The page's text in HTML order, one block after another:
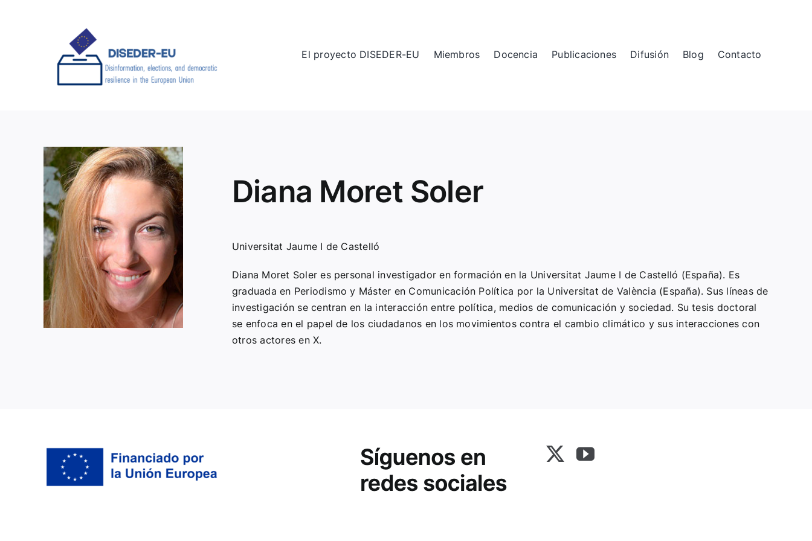
El proyecto DISEDER-EU
Miembros Docencia Publicaciones Difusión Blog Contacto
Diana Moret Soler
Universitat Jaume I de Castelló
Diana Moret Soler es personal investigador en formación en la Universitat Jaume I de Castelló (España). Es
graduada en Periodismo y Máster en Comunicación Política por la Universitat de València (España). Sus líneas de
investigación se centran en la interacción entre política, medios de comunicación y sociedad. Su tesis doctoral
se enfoca en el papel de los ciudadanos en los movimientos contra el cambio climático y sus interacciones con
otros actores en X.